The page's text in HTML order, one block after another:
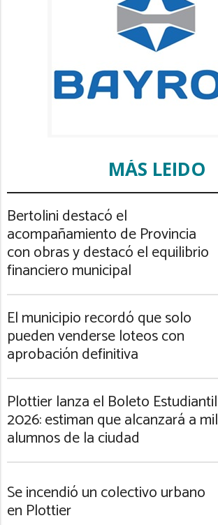
MÁS LEIDO
Bertolini destacó el
acompañamiento de Provincia
con obras y destacó el equilibrio
financiero municipal
El municipio recordó que solo
pueden venderse loteos con
aprobación definitiva
Plottier lanza el Boleto Estudiantil
2026: estiman que alcanzará a mil
alumnos de la ciudad
Se incendió un colectivo urbano
en Plottier